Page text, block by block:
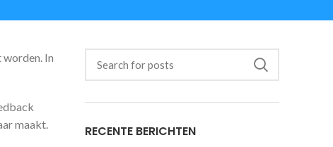
In
maakt.
RECENTE BERICHTEN